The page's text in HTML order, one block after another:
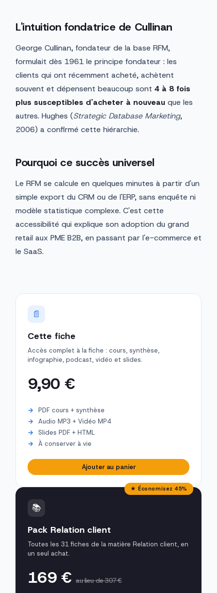
L'intuition fondatrice de Cullinan
George Cullinan, fondateur de la base RFM,
formulait dès 1961 le principe fondateur : les
clients qui ont récemment acheté, achètent
souvent et dépensent beaucoup sont 4 à 8 fois
plus susceptibles d'acheter à nouveau que les
autres. Hughes (Strategic Database Marketing,
2006) a confirmé cette hiérarchie.
Pourquoi ce succès universel
Le RFM se calcule en quelques minutes à partir d'un
simple export du CRM ou de l'ERP, sans enquête ni
modèle statistique complexe. C'est cette
accessibilité qui explique son adoption du grand
retail aux PME B2B, en passant par l'e-commerce et
le SaaS.
📄
Cette fiche
Accès complet à la fiche : cours, synthèse,
infographie, podcast, vidéo et slides.
9,90 €
PDF cours + synthèse
Audio MP3 + Vidéo MP4
Slides PDF + HTML
À conserver à vie
Ajouter au panier
★ Économisez 45%
📚
Pack Relation client
Toutes les 31 fiches de la matière Relation client, en
un seul achat.
169 €au lieu de 307 €